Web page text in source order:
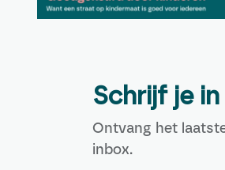
Schrijf je
Ontvang het
inbox.